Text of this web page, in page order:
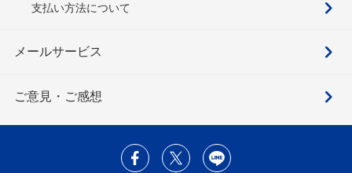
支払い方法について
メールサービス
ご意見・ご感想